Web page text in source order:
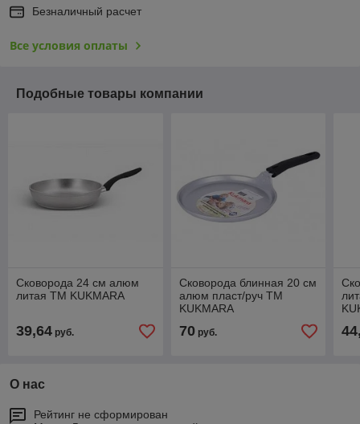
Безналичный расчет
Все условия оплаты
Подобные товары компании
Сковорода 24 см алюм
литая ТМ KUKMARA
39,64 руб.
Сковорода блинная 20 см
алюм пласт/руч ТМ
KUKMARA
70руб.
О нас
Рейтинг не сформирован